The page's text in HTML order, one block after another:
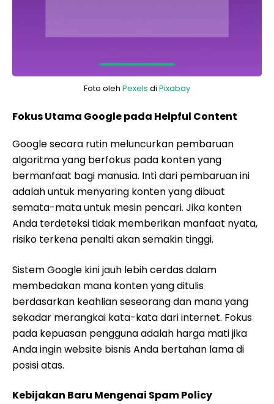
Foto oleh Pexels di Pixabay
Fokus Utama Google pada Helpful Content
Google secara rutin meluncurkan pembaruan
algoritma yang berfokus pada konten yang
bermanfaat bagi manusia. Inti dari pembaruan ini
adalah untuk menyaring konten yang dibuat
semata-mata untuk mesin pencari. Jika konten
Anda terdeteksi tidak memberikan manfaat nyata,
risiko terkena penalti akan semakin tinggi.
Sistem Google kini jauh lebih cerdas dalam
membedakan mana konten yang ditulis
berdasarkan keahlian seseorang dan mana yang
sekadar merangkai kata-kata dari internet. Fokus
pada kepuasan pengguna adalah harga mati jika
Anda ingin website bisnis Anda bertahan lama di
posisi atas.
Kebijakan Baru Mengenai Spam Policy